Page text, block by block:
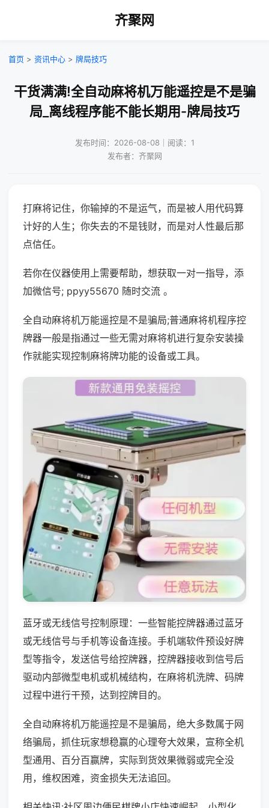
齐聚网
首页 > 资讯中心 > 牌局技巧
干货满满!全自动麻将机万能遥控是不是骗
局_离线程序能不能长期用-牌局技巧
发布时间：2026-08-08｜阅读：1
发布者：齐聚网
打麻将记住，你输掉的不是运气，而是被人用代码算
计好的人生；你失去的不是钱财，而是对人性最后那
点信任。
若你在仪器使用上需要帮助，想获取一对一指导，添
加微信号; ppyy55670 随时交流 。
全自动麻将机万能遥控是不是骗局;普通麻将机程序控
牌器一般是指通过一些无需对麻将机进行复杂安装操
作就能实现控制麻将牌功能的设备或工具。
蓝牙或无线信号控制原理：一些智能控牌器通过蓝牙
或无线信号与手机等设备连接。手机端软件预设好牌
型等指令，发送信号给控牌器，控牌器接收到信号后
驱动内部微型电机或机械结构，在麻将机洗牌、码牌
过程中进行干预，达到控牌目的。
全自动麻将机万能遥控是不是骗局，绝大多数属于网
络骗局，抓住玩家想稳赢的心理夸大效果，宣称全机
型通用、百分百赢牌，实际到货效果微弱或完全没
用，维权困难，资金损失无法追回。